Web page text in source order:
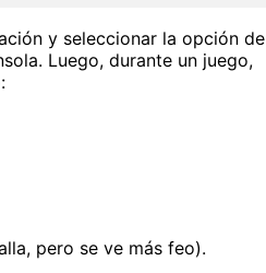
y seleccionar la opción de
Luego, durante un juego,
pero se ve más feo).